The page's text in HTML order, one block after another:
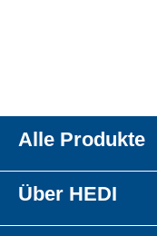
Alle Produkte
Über HEDI